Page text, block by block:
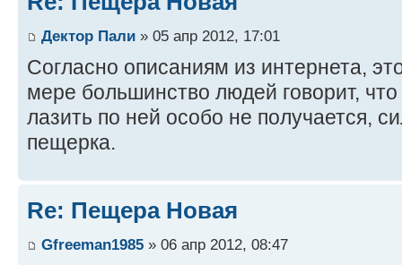
Дектор Пали » 05 апр 2012, 17:01
Согласно описаниям из интернета,
мере большинство людей говорит,
лазить по ней особо не получается,
пещерка.
Re: Пещера Новая
Gfreeman1985 » 06 апр 2012, 08:47